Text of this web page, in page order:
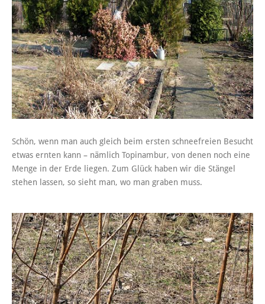
Schön, wenn man auch gleich beim ersten schneefreien Besucht
etwas ernten kann – nämlich Topinambur, von denen noch eine
Menge in der Erde liegen. Zum Glück haben wir die Stängel
stehen lassen, so sieht man, wo man graben muss.